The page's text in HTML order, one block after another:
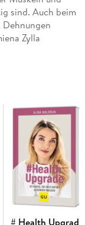
sind. Auch beim
Dehnungen
Zylla
Da drehen
machen auch
um
Das hilft sehr
oft von einem
sind. Und was
Yoga verjüngt,
Dellen oder
des
gibt es
# Health Upgrade